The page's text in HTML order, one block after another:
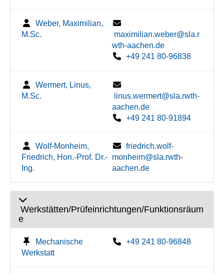
Weber, Maximilian,
M.Sc.
maximilian.weber@sla.r
wth-aachen.de
+49 241 80-96838
Wermert, Linus,
M.Sc.
linus.wermert@sla.rwth-
aachen.de
+49 241 80-91894
Wolf-Monheim,
Friedrich, Hon.-Prof. Dr.-
Ing.
friedrich.wolf-
monheim@sla.rwth-
aachen.de
Werkstätten/Prüfeinrichtungen/Funktionsräum
e
Mechanische
Werkstatt
+49 241 80-96848